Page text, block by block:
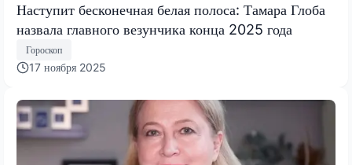
Наступит бесконечная белая полоса: Тамара Глоба
назвала главного везунчика конца 2025 года
Гороскоп
17 ноября 2025